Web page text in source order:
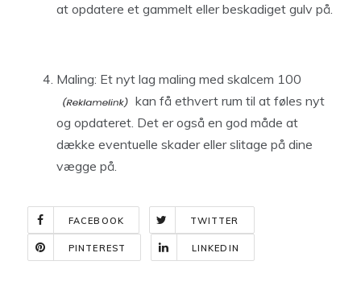
at opdatere et gammelt eller beskadiget gulv på.
Maling: Et nyt lag maling med skalcem 100
kan få ethvert rum til at føles nyt
og opdateret. Det er også en god måde at
dække eventuelle skader eller slitage på dine
vægge på.
FACEBOOK TWITTER
PINTEREST LINKEDIN